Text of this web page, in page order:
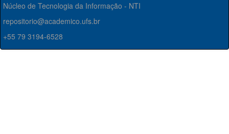
Núcleo de Tecnologia da Informação - NTI
repositorio@academico.ufs.br
+55 79 3194-6528